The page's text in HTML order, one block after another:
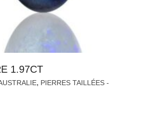
1.97CT
, PIERRES TAILLÉES -